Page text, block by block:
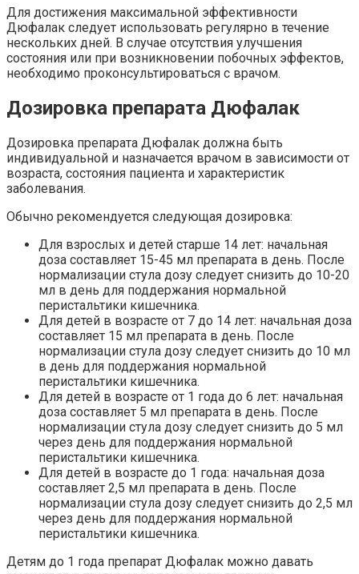
Для достижения максимальной эффективности
Дюфалак следует использовать регулярно в течение
нескольких дней. В случае отсутствия улучшения
состояния или при возникновении побочных эффектов,
необходимо проконсультироваться с врачом.
Дозировка препарата Дюфалак
Дозировка препарата Дюфалак должна быть
индивидуальной и назначается врачом в зависимости от
возраста, состояния пациента и характеристик
заболевания.
Обычно рекомендуется следующая дозировка:
Для взрослых и детей старше 14 лет: начальная
доза составляет 15-45 мл препарата в день. После
нормализации стула дозу следует снизить до 10-20
мл в день для поддержания нормальной
перистальтики кишечника.
Для детей в возрасте от 7 до 14 лет: начальная доза
составляет 15 мл препарата в день. После
нормализации стула дозу следует снизить до 10 мл
в день для поддержания нормальной
перистальтики кишечника.
Для детей в возрасте от 1 года до 6 лет: начальная
доза составляет 5 мл препарата в день. После
нормализации стула дозу следует снизить до 5 мл
через день для поддержания нормальной
перистальтики кишечника.
Для детей в возрасте до 1 года: начальная доза
составляет 2,5 мл препарата в день. После
нормализации стула дозу следует снизить до 2,5 мл
через день для поддержания нормальной
перистальтики кишечника.
Детям до 1 года препарат Дюфалак можно давать